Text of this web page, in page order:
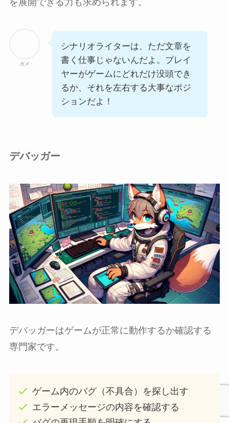
を展開できる力も求められます。
ガメ
シナリオライターは、ただ文章を
書く仕事じゃないんだよ。プレイ
ヤーがゲームにどれだけ没頭でき
るか、それを左右する大事なポジ
ションだよ！
デバッガー
デバッガーはゲームが正常に動作するか確認する
専門家です。
ゲーム内のバグ（不具合）を探し出す
エラーメッセージの内容を確認する